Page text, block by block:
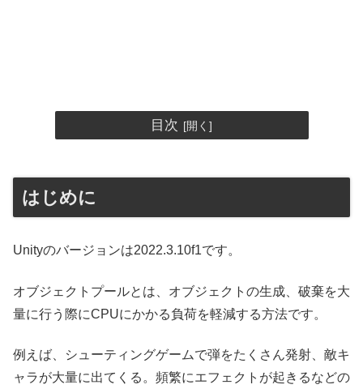
目次
はじめに
Unityのバージョンは2022.3.10f1です。
オブジェクトプールとは、オブジェクトの生成、破棄を大
量に行う際にCPUにかかる負荷を軽減する方法です。
例えば、シューティングゲームで弾をたくさん発射、敵キ
ャラが大量に出てくる。頻繁にエフェクトが起きるなどの